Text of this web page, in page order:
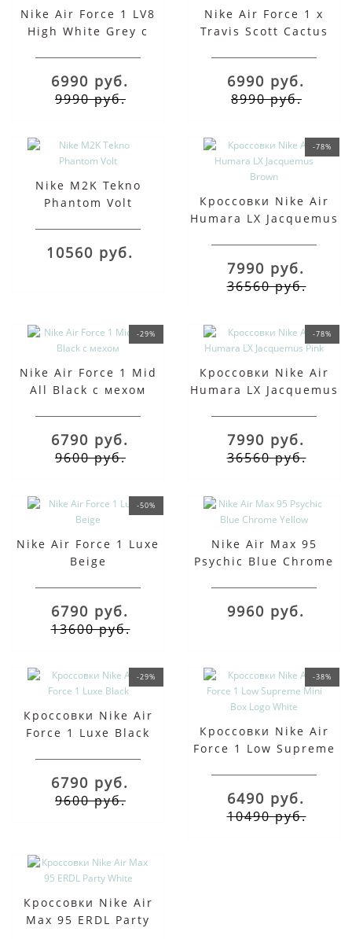
Nike Air Force 1 LV8
High White Grey с
6990 руб.
9990 руб.
Nike Air Force 1 x
Travis Scott Cactus
6990 руб.
8990 руб.
Nike M2K Tekno
Phantom Volt
10560 руб.
-78%
Кроссовки Nike Air
Humara LX Jacquemus
7990 руб.
36560 руб.
-29%
Nike Air Force 1 Mid
All Black с мехом
6790 руб.
9600 руб.
-78%
Кроссовки Nike Air
Humara LX Jacquemus
7990 руб.
36560 руб.
-50%
Nike Air Force 1 Luxe
Beige
6790 руб.
13600 руб.
Nike Air Max 95
Psychic Blue Chrome
9960 руб.
-29%
Кроссовки Nike Air
Force 1 Luxe Black
6790 руб.
9600 руб.
-38%
Кроссовки Nike Air
Force 1 Low Supreme
6490 руб.
10490 руб.
Кроссовки Nike Air
Max 95 ERDL Party